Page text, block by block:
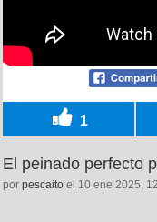
1
El peinado perfecto
por pescaito el 10 ene 2025,